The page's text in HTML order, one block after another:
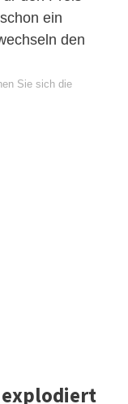
ein
den
Sie sich die
explodiert